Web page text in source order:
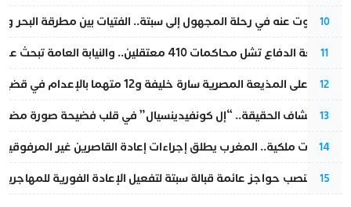
10
المسكوت عنه في رحلة المجهول إلى سبتة.. الفتيات بين مطرقة البحر
11
مقاطعة الدفاع تشل محاكمات 410 معتقلين.. والنيابة العامة تبحث عن حل قانوني
12
الحكم على المذيعة المصرية سارة خليفة و12 متهما بالإعدام في قضية هزت بلاد الفراعنة
13
بعد انكشاف الحقيقة.. “إل كونفيدينسيال” في قلب فضيحة صورة
14
بتعليمات ملكية.. المغرب يطلق إجراءات إعادة القاصرين غير
15
إسبانيا تنصب حواجز عائمة قبالة سبتة لتفعيل الإعادة الفورية للمهاجرين